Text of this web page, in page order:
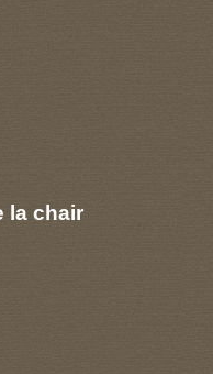
la chair